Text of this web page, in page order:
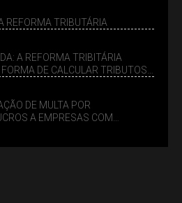
REFORMA TRIBUTÁRIA
A REFORMA TRIBITÁRIA
DE CALCULAR TRIBUTOS
DE MULTA POR
A EMPRESAS COM